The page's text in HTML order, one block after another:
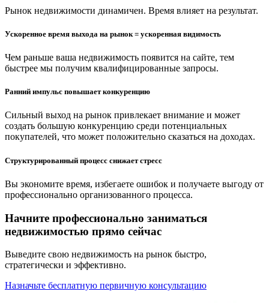
Рынок недвижимости динамичен. Время влияет на результат.
Ускоренное время выхода на рынок = ускоренная видимость
Чем раньше ваша недвижимость появится на сайте, тем
быстрее мы получим квалифицированные запросы.
Ранний импульс повышает конкуренцию
Сильный выход на рынок привлекает внимание и может
создать большую конкуренцию среди потенциальных
покупателей, что может положительно сказаться на доходах.
Структурированный процесс снижает стресс
Вы экономите время, избегаете ошибок и получаете выгоду от
профессионально организованного процесса.
Начните профессионально заниматься
недвижимостью прямо сейчас
Выведите свою недвижимость на рынок быстро,
стратегически и эффективно.
Назначьте бесплатную первичную консультацию